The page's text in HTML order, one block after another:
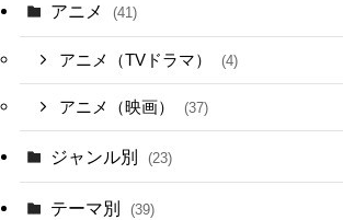
アニメ (41)
アニメ（TVドラマ） (4)
アニメ（映画） (37)
ジャンル別 (23)
テーマ別 (39)